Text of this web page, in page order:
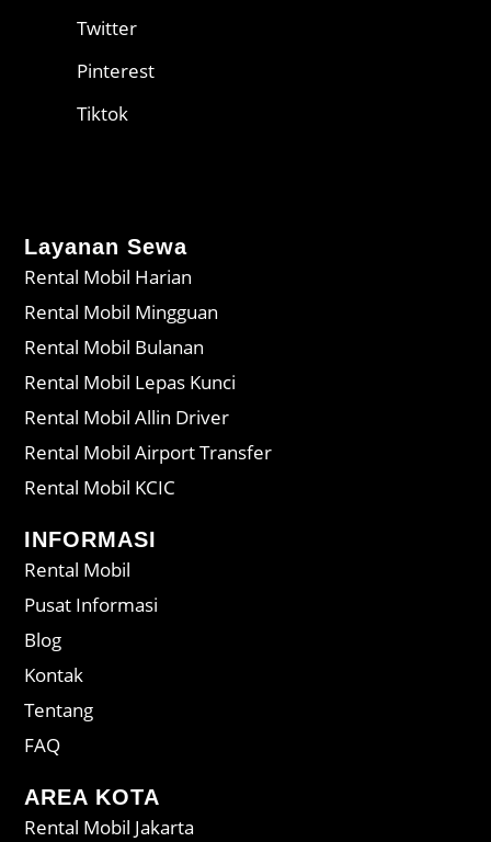
Twitter
Pinterest
Tiktok
Layanan Sewa
Rental Mobil Harian
Rental Mobil Mingguan
Rental Mobil Bulanan
Rental Mobil Lepas Kunci
Rental Mobil Allin Driver
Rental Mobil Airport Transfer
Rental Mobil KCIC
INFORMASI
Rental Mobil
Pusat Informasi
Blog
Kontak
Tentang
FAQ
AREA KOTA
Rental Mobil Jakarta